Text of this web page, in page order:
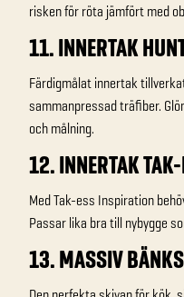
risken för röta jämfört med
11. INNERTAK
Färdigmålat innertak
sammanpressad träfiber.
och målning.
12. INNERTAK
Med Tak-ess Inspiration
Passar lika bra till nybygge
13. MASSIV